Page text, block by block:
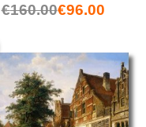
€160.00€96.00